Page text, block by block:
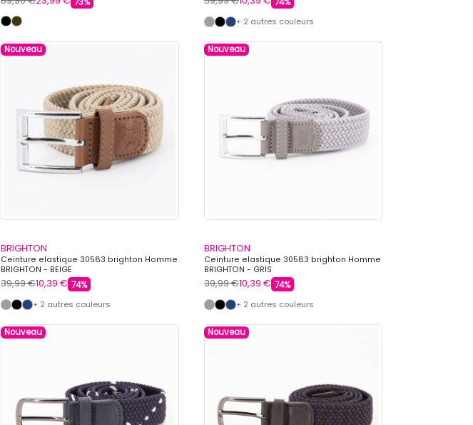
+ 2 autres couleurs
Nouveau
BRIGHTON
Ceinture elastique 30583 brighton Homme
BRIGHTON - BEIGE
39,99 €10,39 € 74%
+ 2 autres couleurs
Nouveau
BRIGHTON
Ceinture elastique 30583 brighton Homme
BRIGHTON - GRIS
39,99 €10,39 € 74%
+ 2 autres couleurs
Nouveau Nouveau